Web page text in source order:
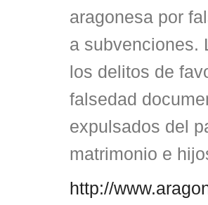
aragonesa por
a subvenciones.
los delitos de
falsedad
expulsados del
matrimonio e
http://